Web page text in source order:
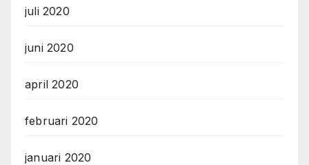
juli 2020
juni 2020
april 2020
februari 2020
januari 2020